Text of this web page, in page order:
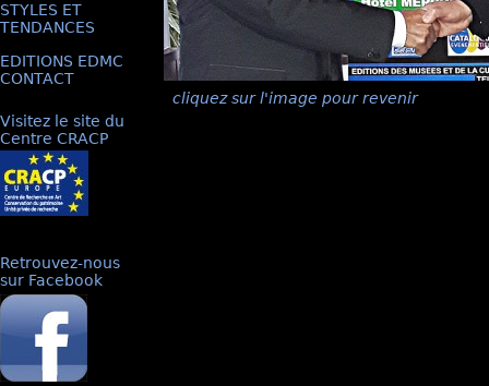
STYLES ET
TENDANCES
EDITIONS EDMC
CONTACT
Visitez le site du
Centre CRACP
Retrouvez-nous
sur Facebook
cliquez sur l'image pour revenir